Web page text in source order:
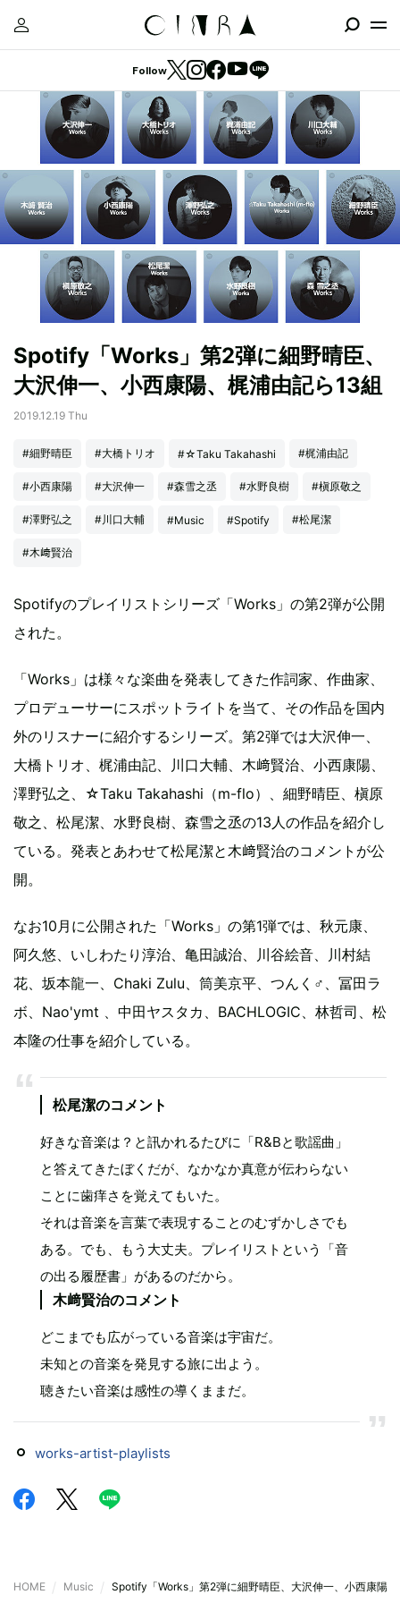
Follow
Spotify「Works」第2弾に細野晴臣、
大沢伸一、小西康陽、梶浦由記ら13組
2019.12.19 Thu
#細野晴臣 #大橋トリオ #☆Taku Takahashi #梶浦由記
#小西康陽 #大沢伸一 #森雪之丞 #水野良樹 #槇原敬之
#澤野弘之 #川口大輔 #Music #Spotify #松尾潔
#木﨑賢治
Spotifyのプレイリストシリーズ「Works」の第2弾が公開
された。
「Works」は様々な楽曲を発表してきた作詞家、作曲家、
プロデューサーにスポットライトを当て、その作品を国内
外のリスナーに紹介するシリーズ。第2弾では大沢伸一、
大橋トリオ、梶浦由記、川口大輔、木﨑賢治、小西康陽、
澤野弘之、☆Taku Takahashi（m-flo）、細野晴臣、槇原
敬之、松尾潔、水野良樹、森雪之丞の13人の作品を紹介し
ている。発表とあわせて松尾潔と木﨑賢治のコメントが公
開。
なお10月に公開された「Works」の第1弾では、秋元康、
阿久悠、いしわたり淳治、亀田誠治、川谷絵音、川村結
花、坂本龍一、Chaki Zulu、筒美京平、つんく♂、冨田ラ
ボ、Nao'ymt 、中田ヤスタカ、BACHLOGIC、林哲司、松
本隆の仕事を紹介している。
松尾潔のコメント
好きな音楽は？と訊かれるたびに「R&Bと歌謡曲」
と答えてきたぼくだが、なかなか真意が伝わらない
ことに歯痒さを覚えてもいた。
それは音楽を言葉で表現することのむずかしさでも
ある。でも、もう大丈夫。プレイリストという「音
の出る履歴書」があるのだから。
木﨑賢治のコメント
どこまでも広がっている音楽は宇宙だ。
未知との音楽を発見する旅に出よう。
聴きたい音楽は感性の導くままだ。
works-artist-playlists
HOME Music Spotify「Works」第2弾に細野晴臣、大沢伸一、小西康陽